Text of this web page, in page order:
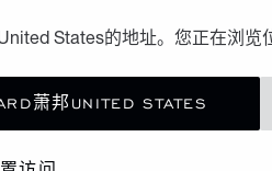
States的地址。您正在浏览
萧邦UNITED STATES